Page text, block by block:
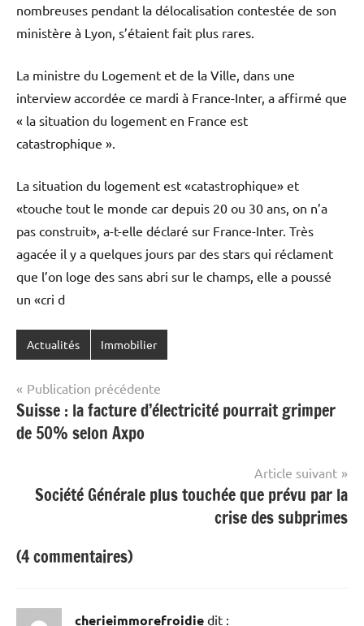
nombreuses pendant la délocalisation contestée de son
ministère à Lyon, s’étaient fait plus rares.
La ministre du Logement et de la Ville, dans une
interview accordée ce mardi à France-Inter, a affirmé que
« la situation du logement en France est
catastrophique ».
La situation du logement est «catastrophique» et
«touche tout le monde car depuis 20 ou 30 ans, on n’a
pas construit», a-t-elle déclaré sur France-Inter. Très
agacée il y a quelques jours par des stars qui réclament
que l’on loge des sans abri sur le champs, elle a poussé
un «cri d
Actualités Immobilier
Navigation
de
l’article
Publication précédente
Suisse : la facture d’électricité pourrait grimper
de 50% selon Axpo
Article suivant
Société Générale plus touchée que prévu par la
crise des subprimes
(4 commentaires)
cherieimmorefroidie dit :